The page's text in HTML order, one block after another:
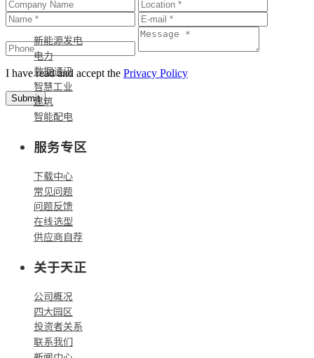
标杆案例
新能源发电
电力
数据通讯
智慧工业
建筑
智能配电
服务专区
下载中心
常见问题
问题反馈
在线选型
供应商自荐
关于天正
公司概况
四大园区
投资者关系
联系我们
I have read and accept the Privacy Policy
Submit